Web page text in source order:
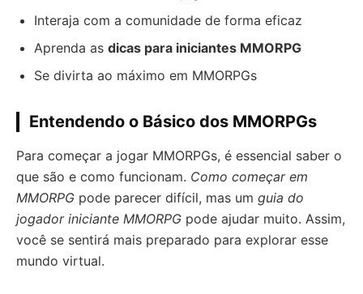
Interaja com a comunidade de forma eficaz
Aprenda as dicas para iniciantes MMORPG
Se divirta ao máximo em MMORPGs
Entendendo o Básico dos MMORPGs
Para começar a jogar MMORPGs, é essencial saber o
que são e como funcionam. Como começar em
MMORPG pode parecer difícil, mas um guia do
jogador iniciante MMORPG pode ajudar muito. Assim,
você se sentirá mais preparado para explorar esse
mundo virtual.